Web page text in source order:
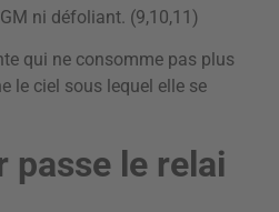
ni défoliant. (9,10,11)
qui ne consomme pas plus
le ciel sous lequel elle se
passe le relai